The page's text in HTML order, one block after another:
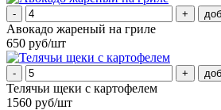
- +
Авокадо жареный на гриле
650 руб/шт
- +
Телячьи щеки с картофелем
1560 руб/шт